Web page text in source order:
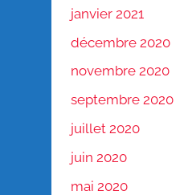
janvier 2021
décembre 2020
novembre 2020
septembre 2020
juillet 2020
juin 2020
mai 2020